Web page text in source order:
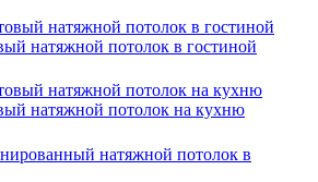
натяжной потолок в гостиной
натяжной потолок на кухню